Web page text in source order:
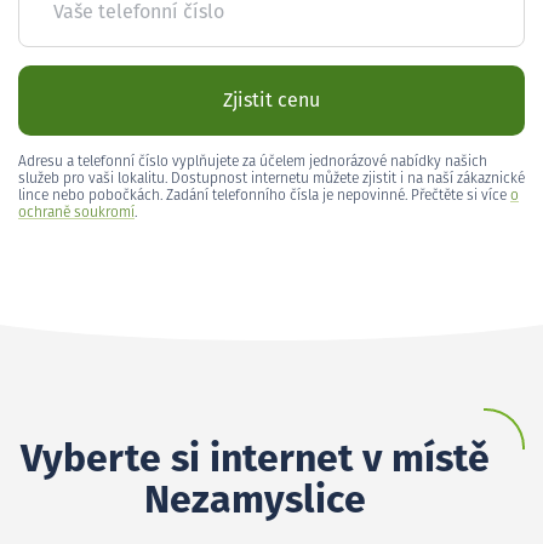
Vaše telefonní číslo
Zjistit cenu
Adresu a telefonní číslo vyplňujete za účelem jednorázové nabídky našich
služeb pro vaši lokalitu. Dostupnost internetu můžete zjistit i na naší zákaznické
lince nebo pobočkách. Zadání telefonního čísla je nepovinné. Přečtěte si více o
ochraně soukromí.
Vyberte si internet v místě
Nezamyslice